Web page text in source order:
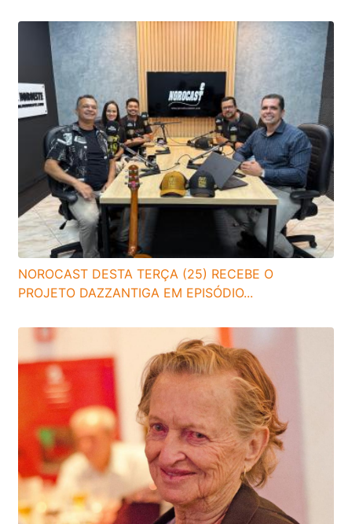
NOROCAST DESTA TERÇA (25) RECEBE O
PROJETO DAZZANTIGA EM EPISÓDIO...